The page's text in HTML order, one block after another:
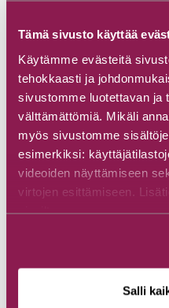
Tämä sivusto käyttää
Käytämme evästeitä
tehokkaasti ja
sivustomme luotettavan ja
välttämättömiä. Mikäli
myös sivustomme
esimerkiksi:
videoiden näyttämiseen
virtojen esittämiseen.
sivuiltamme.
Salli